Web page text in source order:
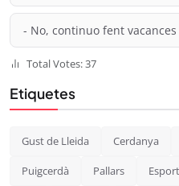
- No, continuo fent
Total Votes: 37
Etiquetes
Gust de Lleida Cerdanya
Puigcerdà Pallars